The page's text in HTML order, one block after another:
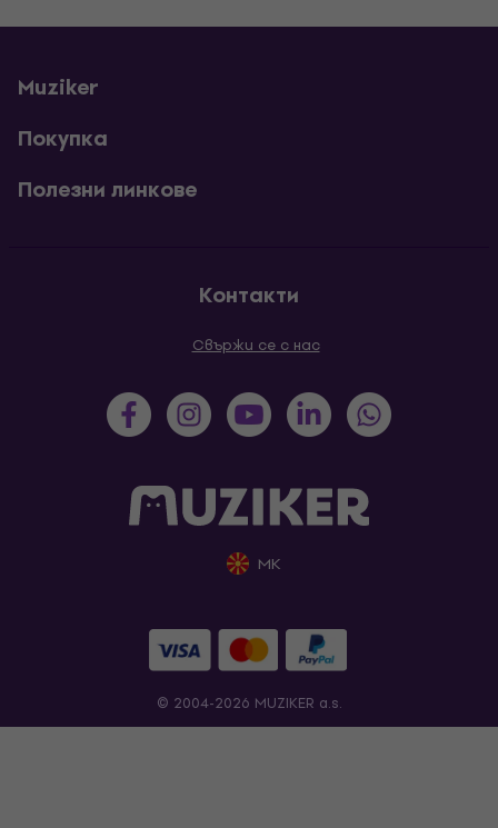
Muziker
Покупка
Полезни линкове
Контакти
Свържи се с нас
MK
© 2004-2026 MUZIKER a.s.